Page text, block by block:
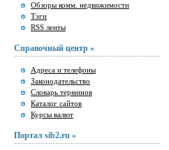
Обзоры комм. недвижимости
Тэги
RSS ленты
Справочный центр »
Адреса и телефоны
Законодательство
Словарь терминов
Каталог сайтов
Курсы валют
Портал sib2.ru »